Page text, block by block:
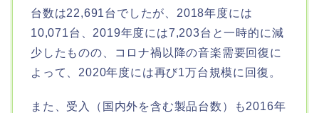
台数は22,691台でしたが、2018年度には
10,071台、2019年度には7,203台と一時的に減
少したものの、コロナ禍以降の音楽需要回復に
よって、2020年度には再び1万台規模に回復。
また、受入（国内外を含む製品台数）も2016年